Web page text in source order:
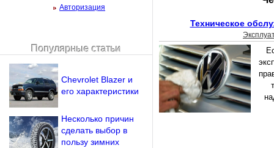
Техническое
Авторизация
Напомнить пароль?
Популярные статьи
Chevrolet Blazer и
его характеристики
Несколько причин
сделать выбор в
пользу зимних